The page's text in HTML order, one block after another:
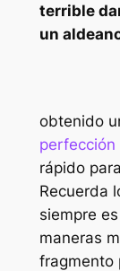
terrible
un
obtenido
perfección
rápido
Recuerda
siempre
maneras
fragmento